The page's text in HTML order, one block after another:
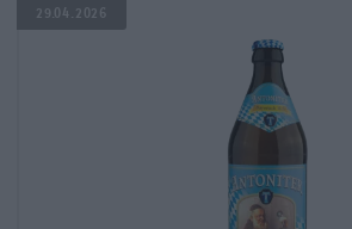
29.04.2026